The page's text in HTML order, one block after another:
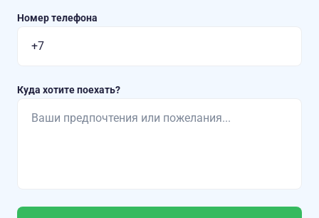
Номер телефона
Куда хотите поехать?